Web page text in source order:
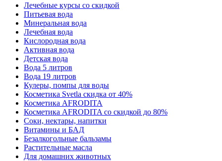
Лечебные курсы со скидкой
Питьевая вода
Минеральная вода
Лечебная вода
Кислородная вода
Активная вода
Детская вода
Вода 5 литров
Вода 19 литров
Кулеры, помпы для воды
Косметика Svetla скидка от 40%
Косметика AFRODITA
Косметика AFRODITA со скидкой до 80%
Соки, нектары, напитки
Витамины и БАД
Безалкогольные бальзамы
Растительные масла
Для домашних животных